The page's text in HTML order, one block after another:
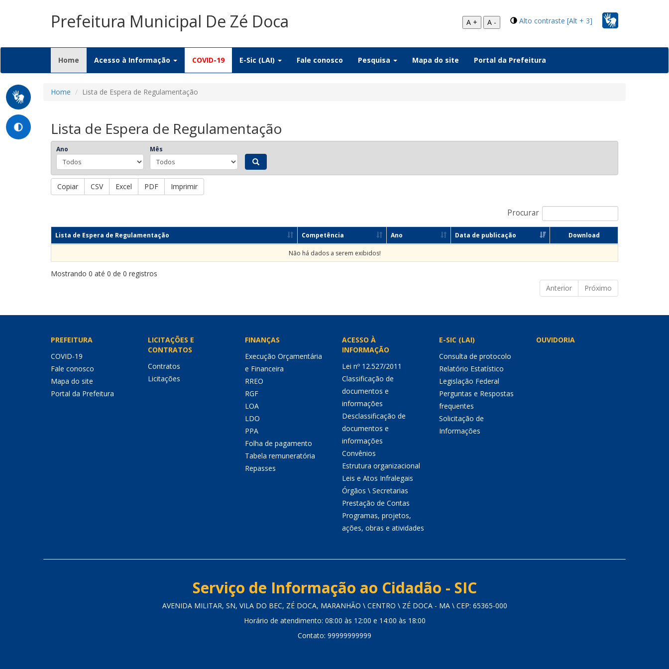
Prefeitura Municipal De Zé Doca Alto contraste [Alt + 3]
A + A -
Home (current)
Acesso à Informação COVID-19 E-Sic (LAI) Fale conosco Pesquisa Mapa do site Portal da Prefeitura
Home Lista de Espera de Regulamentação
Lista de Espera de Regulamentação
Ano Mês
Copiar CSV Excel PDF Imprimir
Procurar
Lista de Espera de Regulamentação Competência Ano Data de publicação Download
Não há dados a serem exibidos!
Mostrando 0 até 0 de 0 registros
Anterior
Próximo
PREFEITURA
COVID-19
Fale conosco
Mapa do site
Portal da Prefeitura
LICITAÇÕES E
CONTRATOS
Contratos
Licitações
FINANÇAS
Execução Orçamentária
e Financeira
RREO
RGF
LOA
LDO
PPA
Folha de pagamento
Tabela remuneratória
Repasses
ACESSO À
INFORMAÇÃO
Lei nº 12.527/2011
Classificação de
documentos e
informações
Desclassificação de
documentos e
informações
Convênios
Estrutura organizacional
Leis e Atos Infralegais
Órgãos \ Secretarias
Prestação de Contas
Programas, projetos,
ações, obras e atividades
E-SIC (LAI)
Consulta de protocolo
Relatório Estatístico
Legislação Federal
Perguntas e Respostas
frequentes
Solicitação de
Informações
OUVIDORIA
Serviço de Informação ao Cidadão - SIC
AVENIDA MILITAR, SN, VILA DO BEC, ZÉ DOCA, MARANHÃO \ CENTRO \ ZÉ DOCA - MA \ CEP: 65365-000
Horário de atendimento: 08:00 às 12:00 e 14:00 às 18:00
Contato: 99999999999